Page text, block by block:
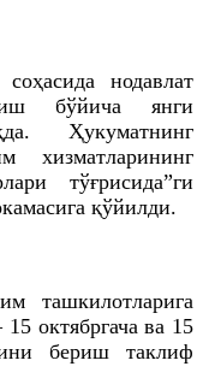
нодавлат
бўйича янги
Ҳукуматнинг
хизматларининг
тўғрисида”ги
қўйилди.
ташкилотларига
октябргача ва 15
бериш таклиф